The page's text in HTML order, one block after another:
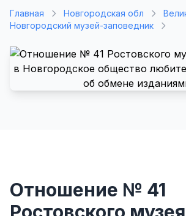
Главная Новгородская обл
Новгородский музей-заповедник
Отношение № 41